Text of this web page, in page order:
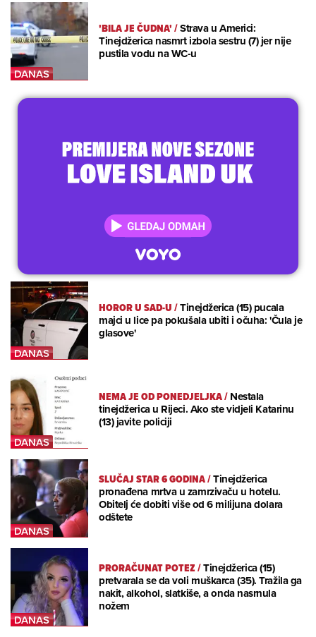
'BILA JE ČUDNA'/Strava u Americi:
Tinejdžerica nasmrt izbola sestru (7) jer nije
pustila vodu na WC-u
HOROR U SAD-U/Tinejdžerica (15) pucala
majci u lice pa pokušala ubiti i očuha: 'Čula je
glasove'
NEMA JE OD PONEDJELJKA/Nestala
tinejdžerica u Rijeci. Ako ste vidjeli Katarinu
(13) javite policiji
SLUČAJ STAR 6 GODINA/Tinejdžerica
pronađena mrtva u zamrzivaču u hotelu.
Obitelj će dobiti više od 6 milijuna dolara
odštete
PRORAČUNAT POTEZ/Tinejdžerica (15)
pretvarala se da voli muškarca (35). Tražila ga
nakit, alkohol, slatkiše, a onda nasrnula
nožem